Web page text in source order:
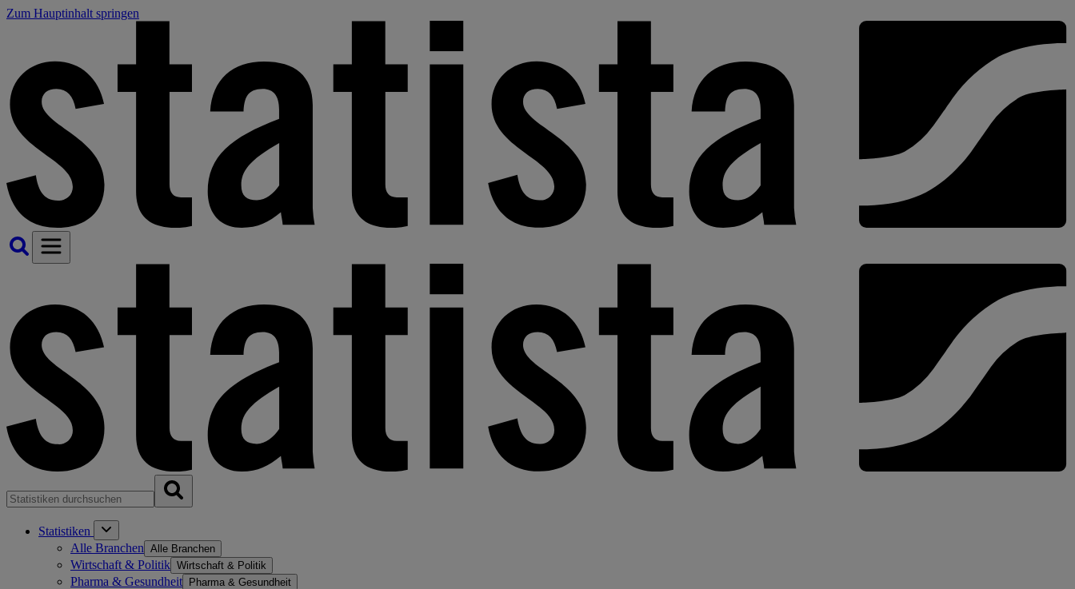
Zum Hauptinhalt springen
Statistiken
Alle Branchen Alle Branchen
Wirtschaft & Politik Wirtschaft & Politik
Pharma & Gesundheit Pharma & Gesundheit